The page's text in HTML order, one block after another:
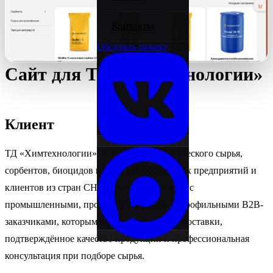
Новости
Обсудить проект
Сайт для ТД «Химтехнологии»
Клиент
ТД «Химтехнологии» — поставщик химического сырья,
сорбентов, биоцидов и тары для российских предприятий и
клиентов из стран СНГ. Компания работает с
промышленными, производственными и профильными B2B-
заказчиками, которым важны стабильные поставки,
подтверждённое качество продукции и профессиональная
консультация при подборе сырья.